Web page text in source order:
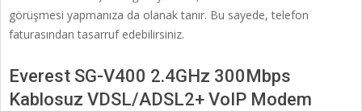
görüşmesi yapmanıza da olanak tanır. Bu sayede, telefon
faturasından tasarruf edebilirsiniz.
Everest SG-V400 2.4GHz 300Mbps
Kablosuz VDSL/ADSL2+ VoIP Modem